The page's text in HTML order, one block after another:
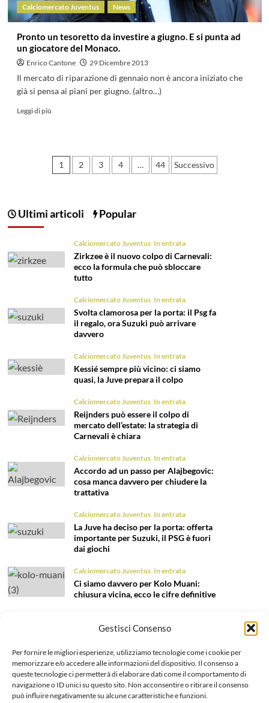
Gestisci Consenso
Per fornire le migliori esperienze, utilizziamo tecnologie come i cookie per
memorizzare e/o accedere alle informazioni del dispositivo. Il consenso a
queste tecnologie ci permetterà di elaborare dati come il comportamento di
navigazione o ID unici su questo sito. Non acconsentire o ritirare il consenso
può influire negativamente su alcune caratteristiche e funzioni.
Calciomercato Juventus News
Pronto un tesoretto da investire a giugno. E si punta ad
un giocatore del Monaco.
Enrico Cantone 29 Dicembre 2013
Il mercato di riparazione di gennaio non è ancora iniziato che
già si pensa ai piani per giugno. (altro…)
Leggi di più
Paginazione
articoli
1 2 3 4 … 44 Successivo
Ultimi articoli Popular
Calciomercato Juventus In entrata
Zirkzee è il nuovo colpo di Carnevali:
ecco la formula che può sbloccare
tutto
Calciomercato Juventus In entrata
Svolta clamorosa per la porta: il Psg fa
il regalo, ora Suzuki può arrivare
davvero
Calciomercato Juventus In entrata
Kessié sempre più vicino: ci siamo
quasi, la Juve prepara il colpo
Calciomercato Juventus In entrata
Reijnders può essere il colpo di
mercato dell’estate: la strategia di
Carnevali è chiara
Calciomercato Juventus In entrata
Accordo ad un passo per Alajbegovic:
cosa manca davvero per chiudere la
trattativa
Calciomercato Juventus In entrata
La Juve ha deciso per la porta: offerta
importante per Suzuki, il PSG è fuori
dai giochi
Calciomercato Juventus In entrata
Ci siamo davvero per Kolo Muani:
chiusura vicina, ecco le cifre definitive
Nome nuovo per il ruolo di terzino:
Calciomercato Juventus In entrata
Tentazione Mastantuono: la Juve prova
il colpo dell’estate 2026!